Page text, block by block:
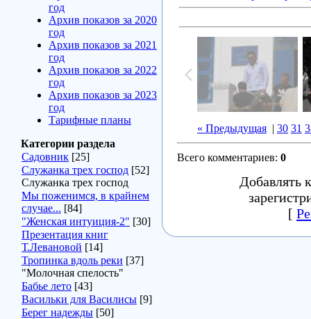
год
Архив показов за 2020
год
Архив показов за 2021
год
Архив показов за 2022
год
Архив показов за 2023
год
Тарифные планы
Категории раздела
Садовник [25]
Служанка трех господ [52]
Служанка трех господ
Мы поженимся, в крайнем
случае... [84]
"Женская интуиция-2" [30]
Презентация книг
Т.Левановой [14]
Тропинка вдоль реки [37]
"Молочная спелость"
Бабье лето [43]
Васильки для Василисы [9]
Берег надежды [50]
« Предыдущая | 30 31
Всего комментариев: 0
Добавлять
[